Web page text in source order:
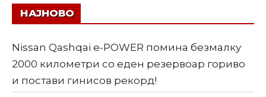
НАЈНОВО
Nissan Qashqai e-POWER помина безмалку
2000 километри со еден резервоар гориво
и постави гинисов рекорд!